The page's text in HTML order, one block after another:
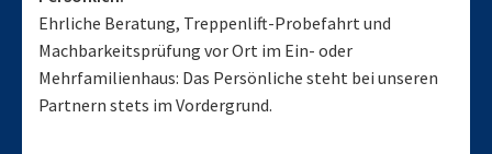
Ehrliche Beratung, Treppenlift-Probefahrt und
Machbarkeitsprüfung vor Ort im Ein- oder
Mehrfamilienhaus: Das Persönliche steht bei unseren
Partnern stets im Vordergrund.